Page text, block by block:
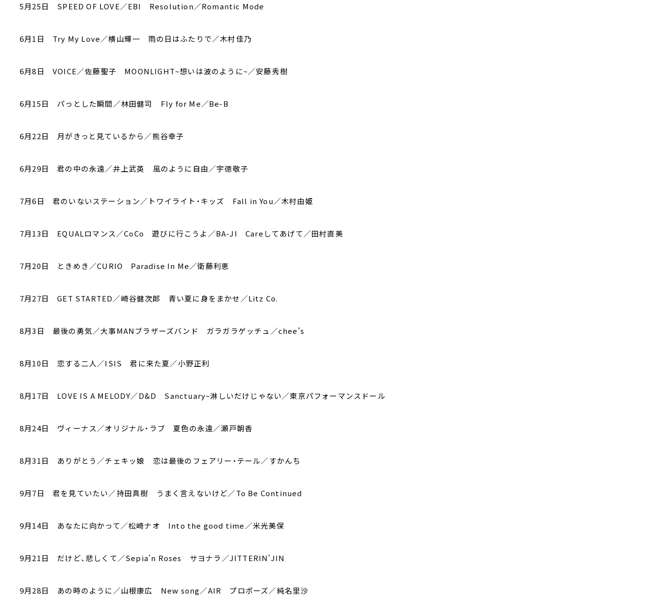
5月25日 SPEED OF LOVE／EBI Resolution／Romantic Mode
6月1日 Try My Love／横山輝一 雨の日はふたりで／木村佳乃
6月8日 VOICE／佐藤聖子 MOONLIGHT~想いは波のように~／安藤秀樹
6月15日 パっとした瞬間／林田健司 Fly for Me／Be-B
6月22日 月がきっと見ているから／熊谷幸子
6月29日 君の中の永遠／井上武英 風のように自由／宇徳敬子
7月6日 君のいないステーション／トワイライト・キッズ Fall in You／木村由姫
7月13日 EQUALロマンス／CoCo 遊びに行こうよ／BA-JI Careしてあげて／田村直美
7月20日 ときめき／CURIO Paradise In Me／衛藤利恵
7月27日 GET STARTED／崎谷健次郎 青い夏に身をまかせ／Litz Co.
8月3日 最後の勇気／大事MANブラザーズバンド ガラガラゲッチュ／chee's
8月10日 恋する二人／ISIS 君に来た夏／小野正利
8月17日 LOVE IS A MELODY／D&D Sanctuary~淋しいだけじゃない／東京パフォーマンスドール
8月24日 ヴィーナス／オリジナル・ラブ 夏色の永遠／瀬戸朝香
8月31日 ありがとう／チェキッ娘 恋は最後のフェアリー・テール／すかんち
9月7日 君を見ていたい／持田真樹 うまく言えないけど／To Be Continued
9月14日 あなたに向かって／松崎ナオ Into the good time／米光美保
9月21日 だけど、悲しくて／Sepia'n Roses サヨナラ／JITTERIN’JIN
9月28日 あの時のように／山根康広 New song／AIR プロポーズ／純名里沙